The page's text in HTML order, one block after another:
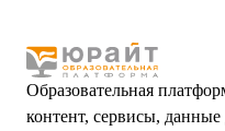
Образовательная
контент, сервисы, данные